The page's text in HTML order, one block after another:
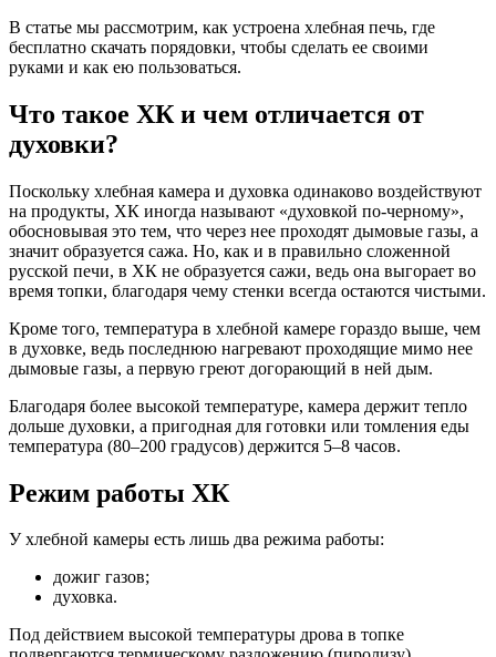
В статье мы рассмотрим, как устроена хлебная печь, где
бесплатно скачать порядовки, чтобы сделать ее своими
руками и как ею пользоваться.
Что такое ХК и чем отличается от
духовки?
Поскольку хлебная камера и духовка одинаково воздействуют
на продукты, ХК иногда называют «духовкой по-черному»,
обосновывая это тем, что через нее проходят дымовые газы, а
значит образуется сажа. Но, как и в правильно сложенной
русской печи, в ХК не образуется сажи, ведь она выгорает во
время топки, благодаря чему стенки всегда остаются чистыми.
Кроме того, температура в хлебной камере гораздо выше, чем
в духовке, ведь последнюю нагревают проходящие мимо нее
дымовые газы, а первую греют догорающий в ней дым.
Благодаря более высокой температуре, камера держит тепло
дольше духовки, а пригодная для готовки или томления еды
температура (80–200 градусов) держится 5–8 часов.
Режим работы ХК
У хлебной камеры есть лишь два режима работы:
дожиг газов;
духовка.
Под действием высокой температуры дрова в топке